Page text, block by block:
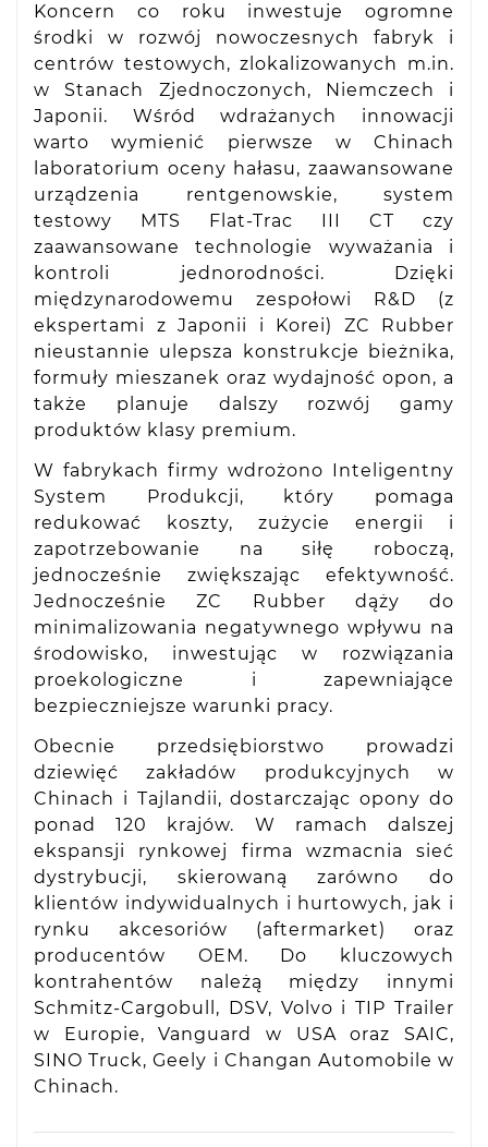
Koncern co roku inwestuje ogromne
środki w rozwój nowoczesnych fabryk i
centrów testowych, zlokalizowanych m.in.
w Stanach Zjednoczonych, Niemczech i
Japonii. Wśród wdrażanych innowacji
warto wymienić pierwsze w Chinach
laboratorium oceny hałasu, zaawansowane
urządzenia rentgenowskie, system
testowy MTS Flat-Trac III CT czy
zaawansowane technologie wyważania i
kontroli jednorodności. Dzięki
międzynarodowemu zespołowi R&D (z
ekspertami z Japonii i Korei) ZC Rubber
nieustannie ulepsza konstrukcje bieżnika,
formuły mieszanek oraz wydajność opon, a
także planuje dalszy rozwój gamy
produktów klasy premium.
W fabrykach firmy wdrożono Inteligentny
System Produkcji, który pomaga
redukować koszty, zużycie energii i
zapotrzebowanie na siłę roboczą,
jednocześnie zwiększając efektywność.
Jednocześnie ZC Rubber dąży do
minimalizowania negatywnego wpływu na
środowisko, inwestując w rozwiązania
proekologiczne i zapewniające
bezpieczniejsze warunki pracy.
Obecnie przedsiębiorstwo prowadzi
dziewięć zakładów produkcyjnych w
Chinach i Tajlandii, dostarczając opony do
ponad 120 krajów. W ramach dalszej
ekspansji rynkowej firma wzmacnia sieć
dystrybucji, skierowaną zarówno do
klientów indywidualnych i hurtowych, jak i
rynku akcesoriów (aftermarket) oraz
producentów OEM. Do kluczowych
kontrahentów należą między innymi
Schmitz-Cargobull, DSV, Volvo i TIP Trailer
w Europie, Vanguard w USA oraz SAIC,
SINO Truck, Geely i Changan Automobile w
Chinach.